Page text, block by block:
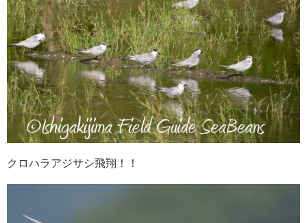
クロハラアジサシ飛翔！！